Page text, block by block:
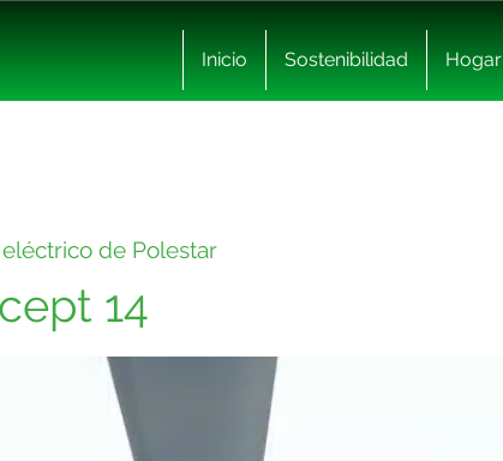
Inicio Sostenibilidad Hogar
de Polestar
14